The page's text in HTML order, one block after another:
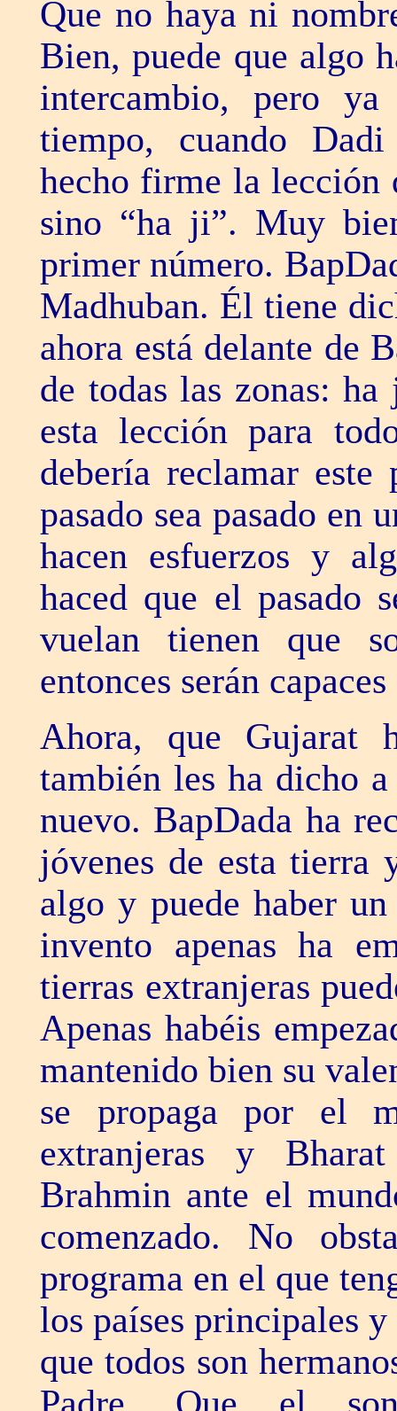
Que no haya ni
Bien, puede que algo
intercambio, pero
tiempo, cuando
hecho firme la lección
sino “ha ji”. Muy
primer número.
Madhuban. Él tiene
ahora está delante de
de todas las zonas:
esta lección para
debería reclamar
pasado sea pasado en
hacen esfuerzos y
haced que el pasado
vuelan tienen que
entonces serán
Ahora, que Gujarat
también les ha dicho
nuevo. BapDada ha
jóvenes de esta tierra
algo y puede haber
invento apenas ha
tierras extranjeras
Apenas habéis
mantenido bien su
se propaga por el
extranjeras y
Brahmin ante el
comenzado. No
programa en el que
los países principales
que todos son